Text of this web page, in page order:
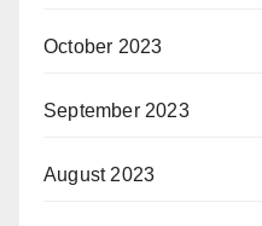
October 2023
September 2023
August 2023